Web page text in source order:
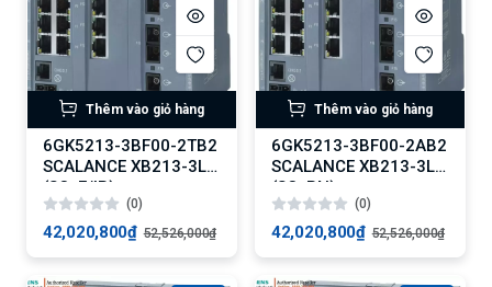
Thêm vào giỏ hàng
6GK5213-3BF00-2TB2
SCALANCE XB213-3LD
(SC, E/IP)
(0)
42,020,800₫ 52,526,000₫
Thêm vào giỏ hàng
6GK5213-3BF00-2AB2
SCALANCE XB213-3LD
(SC, PN)
(0)
42,020,800₫ 52,526,000₫